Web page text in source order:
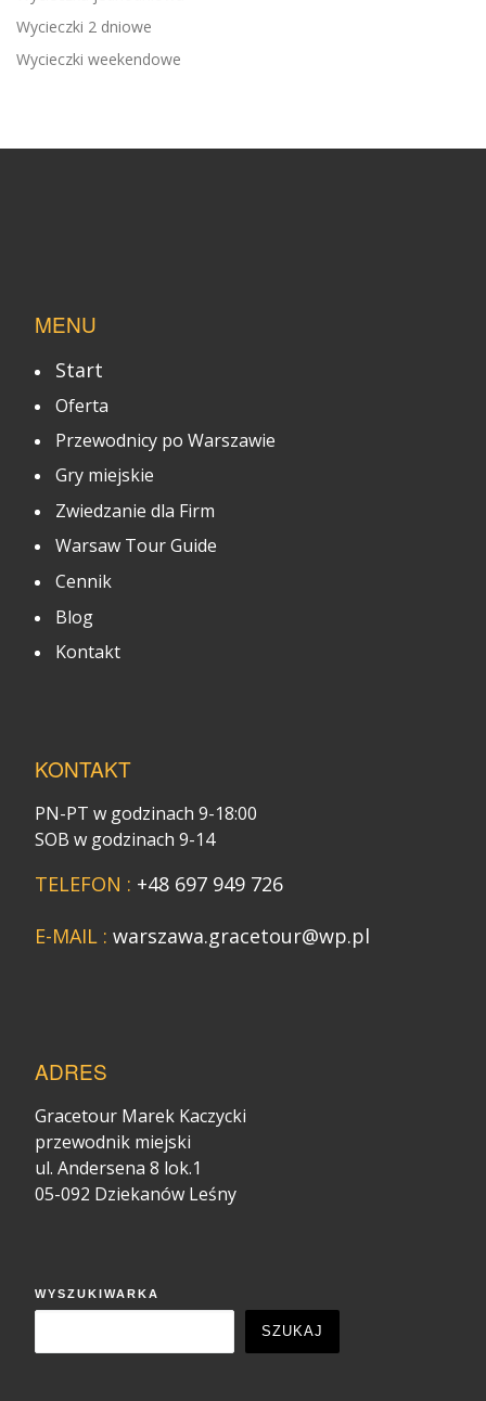
Wycieczki 2 dniowe
Wycieczki weekendowe
MENU
Start
Oferta
Przewodnicy po Warszawie
Gry miejskie
Zwiedzanie dla Firm
Warsaw Tour Guide
Cennik
Blog
Kontakt
KONTAKT
PN-PT w godzinach 9-18:00
SOB w godzinach 9-14
TELEFON : +48 697 949 726
E-MAIL : warszawa.gracetour@wp.pl
ADRES
Gracetour Marek Kaczycki
przewodnik miejski
ul. Andersena 8 lok.1
05-092 Dziekanów Leśny
WYSZUKIWARKA
SZUKAJ